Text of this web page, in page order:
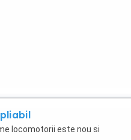
locomotorii este nou si